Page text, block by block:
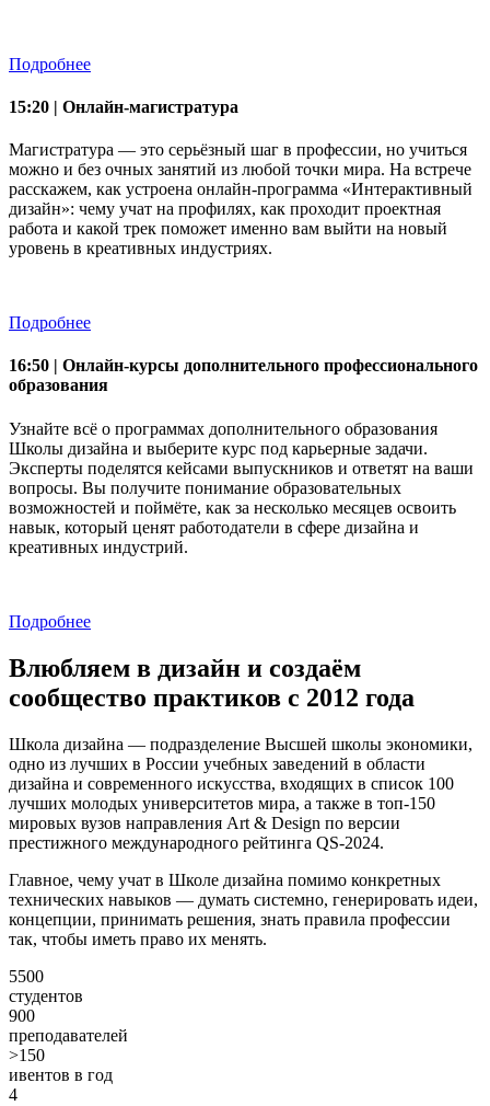
Подробнее
15:20 | Онлайн-магистратура
Магистратура — это серьёзный шаг в профессии, но учиться
можно и без очных занятий из любой точки мира. На встрече
расскажем, как устроена онлайн-программа «Интерактивный
дизайн»: чему учат на профилях, как проходит проектная
работа и какой трек поможет именно вам выйти на новый
уровень в креативных индустриях.
Подробнее
16:50 | Онлайн-курсы дополнительного профессионального
образования
Узнайте всё о программах дополнительного образования
Школы дизайна и выберите курс под карьерные задачи.
Эксперты поделятся кейсами выпускников и ответят на ваши
вопросы. Вы получите понимание образовательных
возможностей и поймёте, как за несколько месяцев освоить
навык, который ценят работодатели в сфере дизайна и
креативных индустрий.
Подробнее
Влюбляем в дизайн и создаём
сообщество практиков с 2012 года
Школа дизайна — подразделение Высшей школы экономики,
одно из лучших в России учебных заведений в области
дизайна и современного искусства, входящих в список 100
лучших молодых университетов мира, а также в топ-150
мировых вузов направления Art & Design по версии
престижного международного рейтинга QS-2024.
Главное, чему учат в Школе дизайна помимо конкретных
технических навыков — думать системно, генерировать идеи,
концепции, принимать решения, знать правила профессии
так, чтобы иметь право их менять.
5500
студентов
900
преподавателей
>150
ивентов в год
4